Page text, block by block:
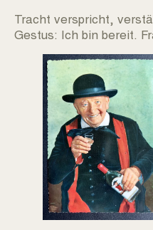
Tracht verspricht,
Gestus: Ich bin bereit.